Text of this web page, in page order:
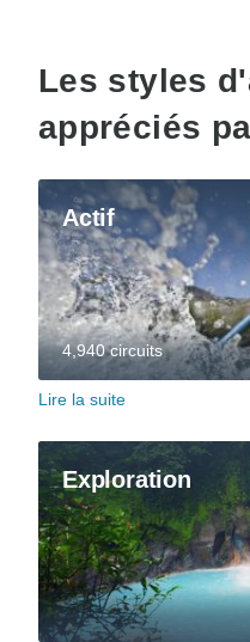
Les styles
appréciés
Actif
4,940 circuits
Lire la suite
Exploration